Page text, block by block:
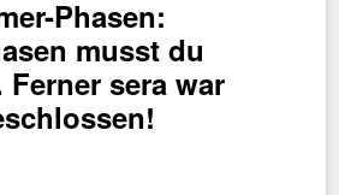
Phasen:
musst du
sera war